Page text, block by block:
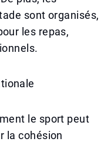
sont organisés,
les repas,
le sport peut
la cohésion